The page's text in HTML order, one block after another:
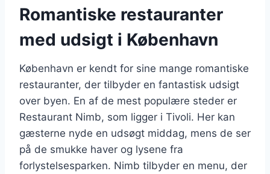
Romantiske restauranter
med udsigt i København
København er kendt for sine mange romantiske
restauranter, der tilbyder en fantastisk udsigt
over byen. En af de mest populære steder er
Restaurant Nimb, som ligger i Tivoli. Her kan
gæsterne nyde en udsøgt middag, mens de ser
på de smukke haver og lysene fra
forlystelsesparken. Nimb tilbyder en menu, der